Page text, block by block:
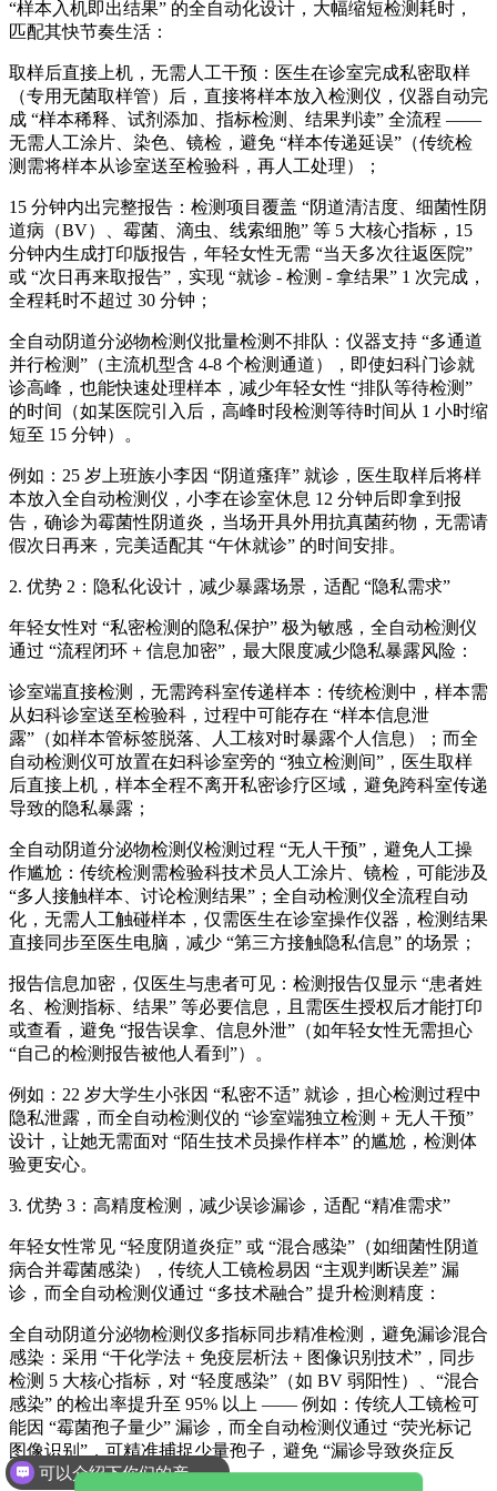
“样本入机即出结果” 的全自动化设计，大幅缩短检测耗时，
匹配其快节奏生活：
取样后直接上机，无需人工干预：医生在诊室完成私密取样
（专用无菌取样管）后，直接将样本放入检测仪，仪器自动完
成 “样本稀释、试剂添加、指标检测、结果判读” 全流程 ——
无需人工涂片、染色、镜检，避免 “样本传递延误”（传统检
测需将样本从诊室送至检验科，再人工处理）；
15 分钟内出完整报告：检测项目覆盖 “阴道清洁度、细菌性阴
道病（BV）、霉菌、滴虫、线索细胞” 等 5 大核心指标，15
分钟内生成打印版报告，年轻女性无需 “当天多次往返医院”
或 “次日再来取报告”，实现 “就诊 - 检测 - 拿结果” 1 次完成，
全程耗时不超过 30 分钟；
全自动阴道分泌物检测仪批量检测不排队：仪器支持 “多通道
并行检测”（主流机型含 4-8 个检测通道），即使妇科门诊就
诊高峰，也能快速处理样本，减少年轻女性 “排队等待检测”
的时间（如某医院引入后，高峰时段检测等待时间从 1 小时缩
短至 15 分钟）。
例如：25 岁上班族小李因 “阴道瘙痒” 就诊，医生取样后将样
本放入全自动检测仪，小李在诊室休息 12 分钟后即拿到报
告，确诊为霉菌性阴道炎，当场开具外用抗真菌药物，无需请
假次日再来，完美适配其 “午休就诊” 的时间安排。
2. 优势 2：隐私化设计，减少暴露场景，适配 “隐私需求”
年轻女性对 “私密检测的隐私保护” 极为敏感，全自动检测仪
通过 “流程闭环 + 信息加密”，最大限度减少隐私暴露风险：
诊室端直接检测，无需跨科室传递样本：传统检测中，样本需
从妇科诊室送至检验科，过程中可能存在 “样本信息泄
露”（如样本管标签脱落、人工核对时暴露个人信息）；而全
自动检测仪可放置在妇科诊室旁的 “独立检测间”，医生取样
后直接上机，样本全程不离开私密诊疗区域，避免跨科室传递
导致的隐私暴露；
全自动阴道分泌物检测仪检测过程 “无人干预”，避免人工操
作尴尬：传统检测需检验科技术员人工涂片、镜检，可能涉及
“多人接触样本、讨论检测结果”；全自动检测仪全流程自动
化，无需人工触碰样本，仅需医生在诊室操作仪器，检测结果
直接同步至医生电脑，减少 “第三方接触隐私信息” 的场景；
报告信息加密，仅医生与患者可见：检测报告仅显示 “患者姓
名、检测指标、结果” 等必要信息，且需医生授权后才能打印
或查看，避免 “报告误拿、信息外泄”（如年轻女性无需担心
“自己的检测报告被他人看到”）。
例如：22 岁大学生小张因 “私密不适” 就诊，担心检测过程中
隐私泄露，而全自动检测仪的 “诊室端独立检测 + 无人干预”
设计，让她无需面对 “陌生技术员操作样本” 的尴尬，检测体
验更安心。
3. 优势 3：高精度检测，减少误诊漏诊，适配 “精准需求”
年轻女性常见 “轻度阴道炎症” 或 “混合感染”（如细菌性阴道
病合并霉菌感染），传统人工镜检易因 “主观判断误差” 漏
诊，而全自动检测仪通过 “多技术融合” 提升检测精度：
全自动阴道分泌物检测仪多指标同步精准检测，避免漏诊混合
感染：采用 “干化学法 + 免疫层析法 + 图像识别技术”，同步
检测 5 大核心指标，对 “轻度感染”（如 BV 弱阳性）、“混合
感染” 的检出率提升至 95% 以上 —— 例如：传统人工镜检可
能因 “霉菌孢子量少” 漏诊，而全自动检测仪通过 “荧光标记
图像识别”，可精准捕捉少量孢子，避免 “漏诊导致炎症反
复”；
可以介绍下你们的产品么